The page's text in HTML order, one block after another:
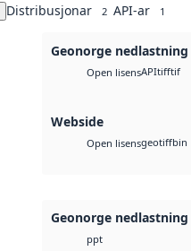
Distribusjonar 2 API-ar 1
Geonorge nedlastning
Open lisensAPItifftif
Webside
Open lisensgeotiffbin
Geonorge nedlastning
ppt